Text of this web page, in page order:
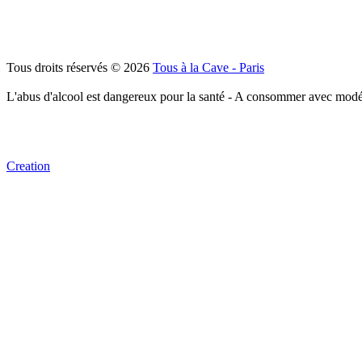
Tous droits réservés © 2026 Tous à la Cave - Paris
L'abus d'alcool est dangereux pour la santé - A consommer avec
Creation